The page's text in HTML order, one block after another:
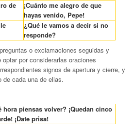
de
¡Cuánto me alegro de que
hayas venido, Pepe!
¿Qué le vamos a decir si no
responde?
o exclamaciones seguidas y
por considerarlas oraciones
signos de apertura y cierre, y
cada una de ellas.
hora piensas volver? ¡Quedan cinco
¡Date prisa!